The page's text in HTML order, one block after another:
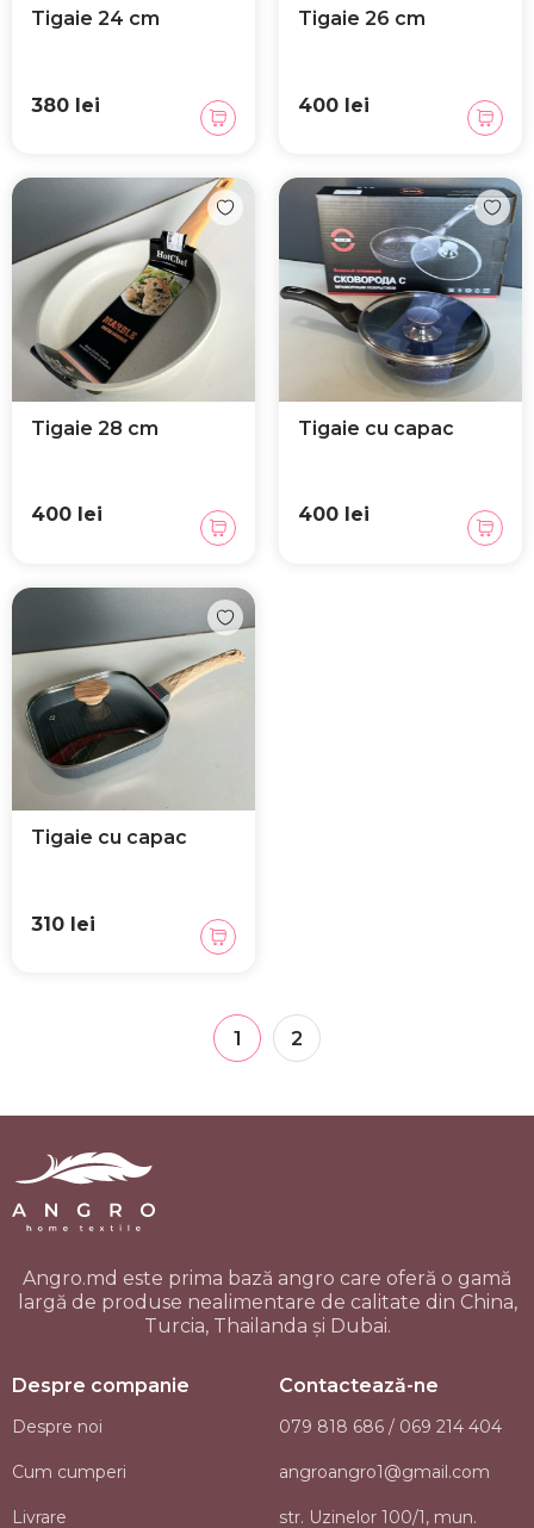
Tigaie 24 cm
380 lei
Tigaie 26 cm
400 lei
Tigaie 28 cm
400 lei
Tigaie cu capac
400 lei
Tigaie cu capac
310 lei
1 2
Angro.md este prima bază angro care oferă o gamă
largă de produse nealimentare de calitate din China,
Turcia, Thailanda și Dubai.
Despre companie
Despre noi
Cum cumperi
Livrare
Contactează-ne
079 818 686 / 069 214 404
angroangro1@gmail.com
str. Uzinelor 100/1, mun.